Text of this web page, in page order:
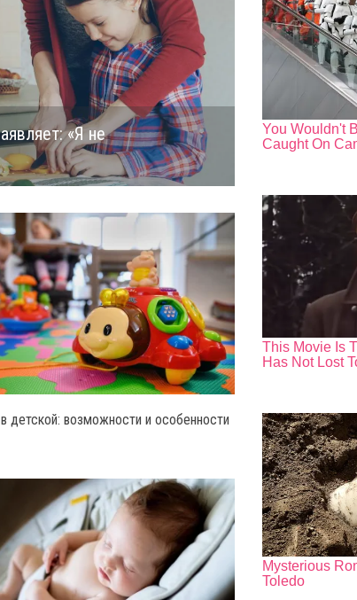
«Я не
детской: возможности и особенности